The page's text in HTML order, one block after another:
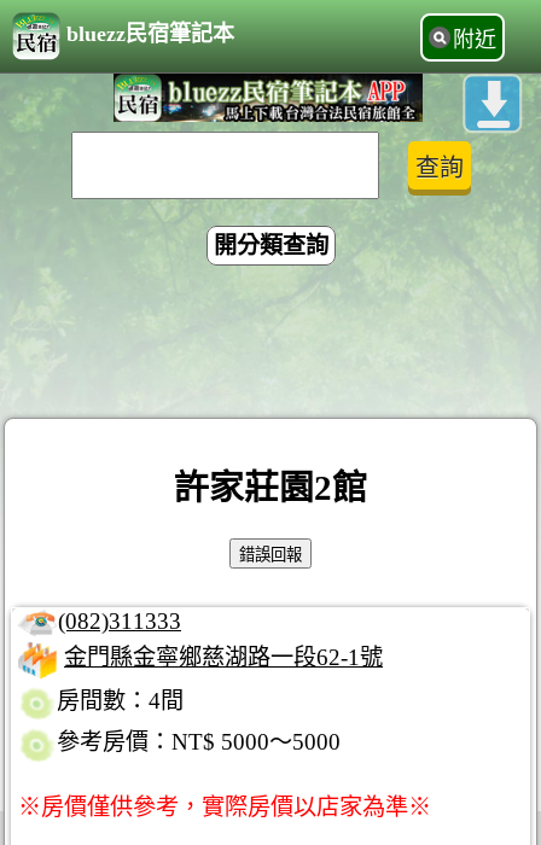
bluezz民宿筆記本 附近
開分類查詢
許家莊園2館
(082)311333
金門縣金寧鄉慈湖路一段62-1號
房間數：4間
參考房價：NT$ 5000～5000
※房價僅供參考，實際房價以店家為準※